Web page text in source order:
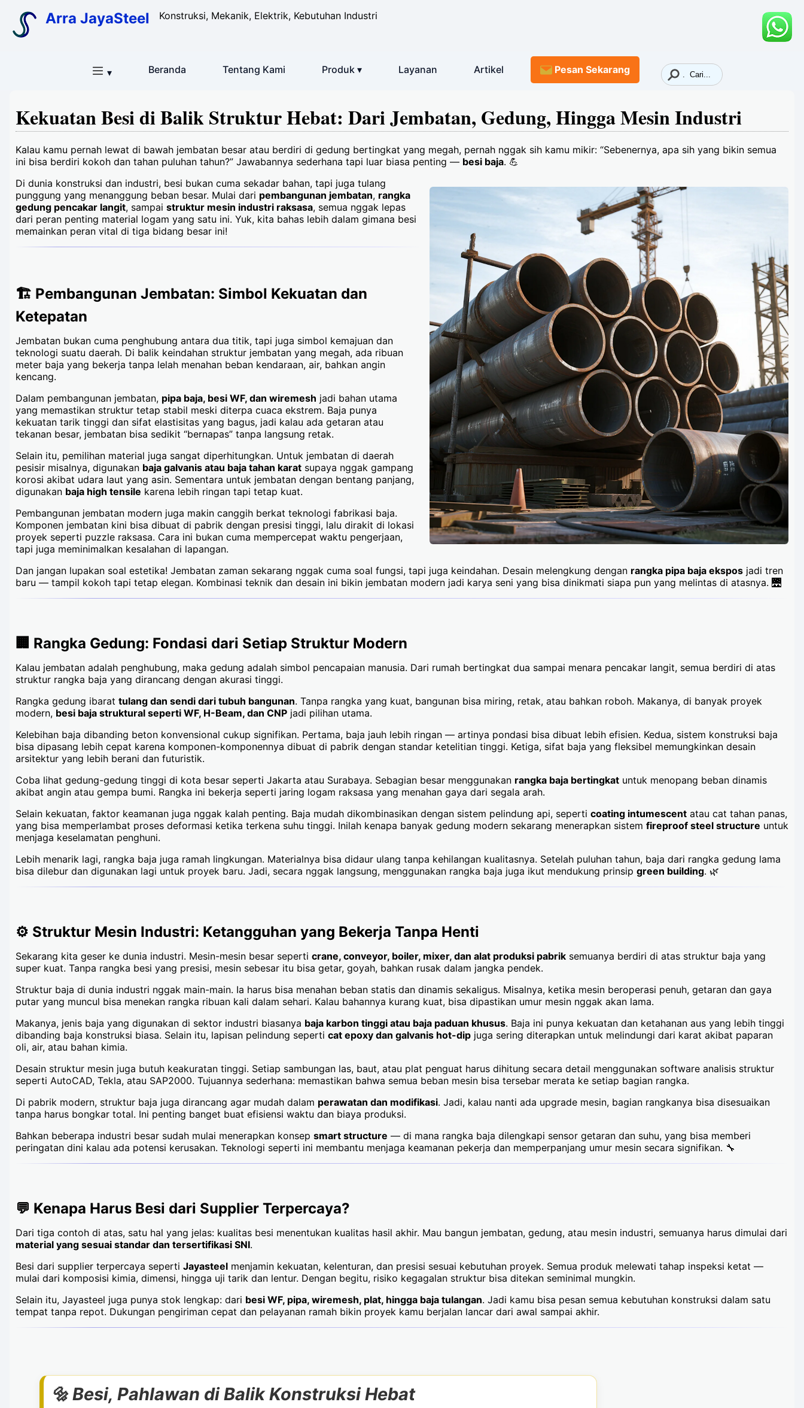
Arra JayaSteel Konstruksi, Mekanik, Elektrik, Kebutuhan Industri
▾ Beranda Tentang Kami Produk ▾ Layanan Artikel Pesan Sekarang
Kekuatan Besi di Balik Struktur Hebat: Dari Jembatan, Gedung, Hingga Mesin Industri
Kalau kamu pernah lewat di bawah jembatan besar atau berdiri di gedung bertingkat yang megah, pernah nggak sih kamu mikir: “Sebenernya, apa sih yang bikin semua
ini bisa berdiri kokoh dan tahan puluhan tahun?” Jawabannya sederhana tapi luar biasa penting — besi baja. 💪
Di dunia konstruksi dan industri, besi bukan cuma sekadar bahan, tapi juga tulang
punggung yang menanggung beban besar. Mulai dari pembangunan jembatan, rangka
gedung pencakar langit, sampai struktur mesin industri raksasa, semua nggak lepas
dari peran penting material logam yang satu ini. Yuk, kita bahas lebih dalam gimana besi
memainkan peran vital di tiga bidang besar ini!
🏗️ Pembangunan Jembatan: Simbol Kekuatan dan
Ketepatan
Jembatan bukan cuma penghubung antara dua titik, tapi juga simbol kemajuan dan
teknologi suatu daerah. Di balik keindahan struktur jembatan yang megah, ada ribuan
meter baja yang bekerja tanpa lelah menahan beban kendaraan, air, bahkan angin
kencang.
Dalam pembangunan jembatan, pipa baja, besi WF, dan wiremesh jadi bahan utama
yang memastikan struktur tetap stabil meski diterpa cuaca ekstrem. Baja punya
kekuatan tarik tinggi dan sifat elastisitas yang bagus, jadi kalau ada getaran atau
tekanan besar, jembatan bisa sedikit “bernapas” tanpa langsung retak.
Selain itu, pemilihan material juga sangat diperhitungkan. Untuk jembatan di daerah
pesisir misalnya, digunakan baja galvanis atau baja tahan karat supaya nggak gampang
korosi akibat udara laut yang asin. Sementara untuk jembatan dengan bentang panjang,
digunakan baja high tensile karena lebih ringan tapi tetap kuat.
Pembangunan jembatan modern juga makin canggih berkat teknologi fabrikasi baja.
Komponen jembatan kini bisa dibuat di pabrik dengan presisi tinggi, lalu dirakit di lokasi
proyek seperti puzzle raksasa. Cara ini bukan cuma mempercepat waktu pengerjaan,
tapi juga meminimalkan kesalahan di lapangan.
Dan jangan lupakan soal estetika! Jembatan zaman sekarang nggak cuma soal fungsi, tapi juga keindahan. Desain melengkung dengan rangka pipa baja ekspos jadi tren
baru — tampil kokoh tapi tetap elegan. Kombinasi teknik dan desain ini bikin jembatan modern jadi karya seni yang bisa dinikmati siapa pun yang melintas di atasnya. 🌉
🏢 Rangka Gedung: Fondasi dari Setiap Struktur Modern
Kalau jembatan adalah penghubung, maka gedung adalah simbol pencapaian manusia. Dari rumah bertingkat dua sampai menara pencakar langit, semua berdiri di atas
struktur rangka baja yang dirancang dengan akurasi tinggi.
Rangka gedung ibarat tulang dan sendi dari tubuh bangunan. Tanpa rangka yang kuat, bangunan bisa miring, retak, atau bahkan roboh. Makanya, di banyak proyek
modern, besi baja struktural seperti WF, H-Beam, dan CNP jadi pilihan utama.
Kelebihan baja dibanding beton konvensional cukup signifikan. Pertama, baja jauh lebih ringan — artinya pondasi bisa dibuat lebih efisien. Kedua, sistem konstruksi baja
bisa dipasang lebih cepat karena komponen-komponennya dibuat di pabrik dengan standar ketelitian tinggi. Ketiga, sifat baja yang fleksibel memungkinkan desain
arsitektur yang lebih berani dan futuristik.
Coba lihat gedung-gedung tinggi di kota besar seperti Jakarta atau Surabaya. Sebagian besar menggunakan rangka baja bertingkat untuk menopang beban dinamis
akibat angin atau gempa bumi. Rangka ini bekerja seperti jaring logam raksasa yang menahan gaya dari segala arah.
Selain kekuatan, faktor keamanan juga nggak kalah penting. Baja mudah dikombinasikan dengan sistem pelindung api, seperti coating intumescent atau cat tahan panas,
yang bisa memperlambat proses deformasi ketika terkena suhu tinggi. Inilah kenapa banyak gedung modern sekarang menerapkan sistem fireproof steel structure untuk
menjaga keselamatan penghuni.
Lebih menarik lagi, rangka baja juga ramah lingkungan. Materialnya bisa didaur ulang tanpa kehilangan kualitasnya. Setelah puluhan tahun, baja dari rangka gedung lama
bisa dilebur dan digunakan lagi untuk proyek baru. Jadi, secara nggak langsung, menggunakan rangka baja juga ikut mendukung prinsip green building. 🌿
⚙️ Struktur Mesin Industri: Ketangguhan yang Bekerja Tanpa Henti
Sekarang kita geser ke dunia industri. Mesin-mesin besar seperti crane, conveyor, boiler, mixer, dan alat produksi pabrik semuanya berdiri di atas struktur baja yang
super kuat. Tanpa rangka besi yang presisi, mesin sebesar itu bisa getar, goyah, bahkan rusak dalam jangka pendek.
Struktur baja di dunia industri nggak main-main. Ia harus bisa menahan beban statis dan dinamis sekaligus. Misalnya, ketika mesin beroperasi penuh, getaran dan gaya
putar yang muncul bisa menekan rangka ribuan kali dalam sehari. Kalau bahannya kurang kuat, bisa dipastikan umur mesin nggak akan lama.
Makanya, jenis baja yang digunakan di sektor industri biasanya baja karbon tinggi atau baja paduan khusus. Baja ini punya kekuatan dan ketahanan aus yang lebih tinggi
dibanding baja konstruksi biasa. Selain itu, lapisan pelindung seperti cat epoxy dan galvanis hot-dip juga sering diterapkan untuk melindungi dari karat akibat paparan
oli, air, atau bahan kimia.
Desain struktur mesin juga butuh keakuratan tinggi. Setiap sambungan las, baut, atau plat penguat harus dihitung secara detail menggunakan software analisis struktur
seperti AutoCAD, Tekla, atau SAP2000. Tujuannya sederhana: memastikan bahwa semua beban mesin bisa tersebar merata ke setiap bagian rangka.
Di pabrik modern, struktur baja juga dirancang agar mudah dalam perawatan dan modifikasi. Jadi, kalau nanti ada upgrade mesin, bagian rangkanya bisa disesuaikan
tanpa harus bongkar total. Ini penting banget buat efisiensi waktu dan biaya produksi.
Bahkan beberapa industri besar sudah mulai menerapkan konsep smart structure — di mana rangka baja dilengkapi sensor getaran dan suhu, yang bisa memberi
peringatan dini kalau ada potensi kerusakan. Teknologi seperti ini membantu menjaga keamanan pekerja dan memperpanjang umur mesin secara signifikan. 🔧
💬 Kenapa Harus Besi dari Supplier Terpercaya?
Dari tiga contoh di atas, satu hal yang jelas: kualitas besi menentukan kualitas hasil akhir. Mau bangun jembatan, gedung, atau mesin industri, semuanya harus dimulai dari
material yang sesuai standar dan tersertifikasi SNI.
Besi dari supplier terpercaya seperti Jayasteel menjamin kekuatan, kelenturan, dan presisi sesuai kebutuhan proyek. Semua produk melewati tahap inspeksi ketat —
mulai dari komposisi kimia, dimensi, hingga uji tarik dan lentur. Dengan begitu, risiko kegagalan struktur bisa ditekan seminimal mungkin.
Selain itu, Jayasteel juga punya stok lengkap: dari besi WF, pipa, wiremesh, plat, hingga baja tulangan. Jadi kamu bisa pesan semua kebutuhan konstruksi dalam satu
tempat tanpa repot. Dukungan pengiriman cepat dan pelayanan ramah bikin proyek kamu berjalan lancar dari awal sampai akhir.
🔩 Besi, Pahlawan di Balik Konstruksi Hebat